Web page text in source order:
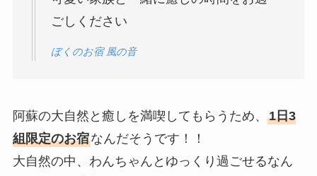
ごしください
ぼくのお宿 風の音
阿蘇の大自然と癒しを満喫してもらうため、 1日3
組限定のお宿なんだそうです！！
大自然の中、わんちゃんとゆっくり過ごせるなん